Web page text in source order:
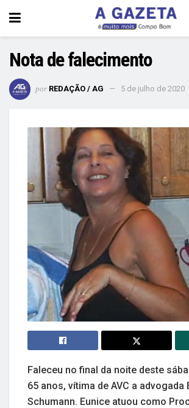
Nota de falecimento
por REDAÇÃO / AG 5 de julho de 2020
Faleceu no final da noite deste
65 anos, vítima de AVC a advogada
Schumann. Eunice atuou como